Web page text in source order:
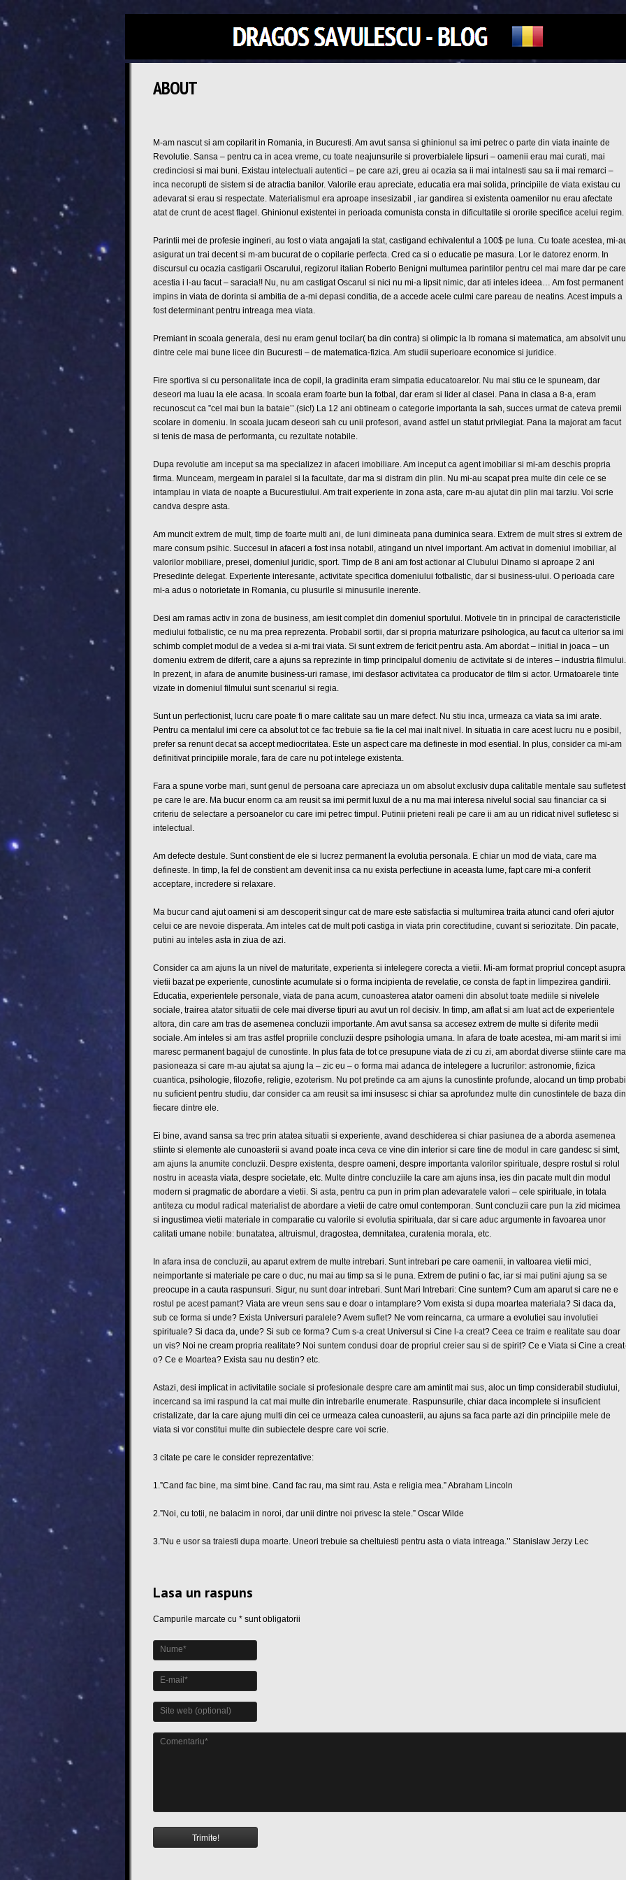
ABOUT
M-am nascut si am copilarit in Romania, in Bucuresti. Am avut sansa si ghinionul sa imi petrec o parte din viata inainte de
Revolutie. Sansa – pentru ca in acea vreme, cu toate neajunsurile si proverbialele lipsuri – oamenii erau mai curati, mai
credinciosi si mai buni. Existau intelectuali autentici – pe care azi, greu ai ocazia sa ii mai intalnesti sau sa ii mai remarci –
inca necorupti de sistem si de atractia banilor. Valorile erau apreciate, educatia era mai solida, principiile de viata existau cu
adevarat si erau si respectate. Materialismul era aproape insesizabil , iar gandirea si existenta oamenilor nu erau afectate
atat de crunt de acest flagel. Ghinionul existentei in perioada comunista consta in dificultatile si ororile specifice acelui regim.
Parintii mei de profesie ingineri, au fost o viata angajati la stat, castigand echivalentul a 100$ pe luna. Cu toate acestea, mi-
asigurat un trai decent si m-am bucurat de o copilarie perfecta. Cred ca si o educatie pe masura. Lor le datorez enorm. In
discursul cu ocazia castigarii Oscarului, regizorul italian Roberto Benigni multumea parintilor pentru cel mai mare dar pe care
acestia i l-au facut – saracia!! Nu, nu am castigat Oscarul si nici nu mi-a lipsit nimic, dar ati inteles ideea… Am fost permanent
impins in viata de dorinta si ambitia de a-mi depasi conditia, de a accede acele culmi care pareau de neatins. Acest impuls a
fost determinant pentru intreaga mea viata.
Premiant in scoala generala, desi nu eram genul tocilar( ba din contra) si olimpic la lb romana si matematica, am absolvit
dintre cele mai bune licee din Bucuresti – de matematica-fizica. Am studii superioare economice si juridice.
Fire sportiva si cu personalitate inca de copil, la gradinita eram simpatia educatoarelor. Nu mai stiu ce le spuneam, dar
deseori ma luau la ele acasa. In scoala eram foarte bun la fotbal, dar eram si lider al clasei. Pana in clasa a 8-a, eram
recunoscut ca ”cel mai bun la bataie’’.(sic!) La 12 ani obtineam o categorie importanta la sah, succes urmat de cateva premii
scolare in domeniu. In scoala jucam deseori sah cu unii profesori, avand astfel un statut privilegiat. Pana la majorat am facut
si tenis de masa de performanta, cu rezultate notabile.
Dupa revolutie am inceput sa ma specializez in afaceri imobiliare. Am inceput ca agent imobiliar si mi-am deschis propria
firma. Munceam, mergeam in paralel si la facultate, dar ma si distram din plin. Nu mi-au scapat prea multe din cele ce se
intamplau in viata de noapte a Bucurestiului. Am trait experiente in zona asta, care m-au ajutat din plin mai tarziu. Voi scrie
candva despre asta.
Am muncit extrem de mult, timp de foarte multi ani, de luni dimineata pana duminica seara. Extrem de mult stres si extrem de
mare consum psihic. Succesul in afaceri a fost insa notabil, atingand un nivel important. Am activat in domeniul imobiliar, al
valorilor mobiliare, presei, domeniul juridic, sport. Timp de 8 ani am fost actionar al Clubului Dinamo si aproape 2 ani
Presedinte delegat. Experiente interesante, activitate specifica domeniului fotbalistic, dar si business-ului. O perioada care
mi-a adus o notorietate in Romania, cu plusurile si minusurile inerente.
Desi am ramas activ in zona de business, am iesit complet din domeniul sportului. Motivele tin in principal de caracteristicile
mediului fotbalistic, ce nu ma prea reprezenta. Probabil sortii, dar si propria maturizare psihologica, au facut ca ulterior sa imi
schimb complet modul de a vedea si a-mi trai viata. Si sunt extrem de fericit pentru asta. Am abordat – initial in joaca – un
domeniu extrem de diferit, care a ajuns sa reprezinte in timp principalul domeniu de activitate si de interes – industria filmului.
In prezent, in afara de anumite business-uri ramase, imi desfasor activitatea ca producator de film si actor. Urmatoarele tinte
vizate in domeniul filmului sunt scenariul si regia.
Sunt un perfectionist, lucru care poate fi o mare calitate sau un mare defect. Nu stiu inca, urmeaza ca viata sa imi arate.
Pentru ca mentalul imi cere ca absolut tot ce fac trebuie sa fie la cel mai inalt nivel. In situatia in care acest lucru nu e posibil,
prefer sa renunt decat sa accept mediocritatea. Este un aspect care ma defineste in mod esential. In plus, consider ca mi-am
definitivat principiile morale, fara de care nu pot intelege existenta.
Fara a spune vorbe mari, sunt genul de persoana care apreciaza un om absolut exclusiv dupa calitatile mentale sau
pe care le are. Ma bucur enorm ca am reusit sa imi permit luxul de a nu ma mai interesa nivelul social sau financiar ca si
criteriu de selectare a persoanelor cu care imi petrec timpul. Putinii prieteni reali pe care ii am au un ridicat nivel sufletesc si
intelectual.
Am defecte destule. Sunt constient de ele si lucrez permanent la evolutia personala. E chiar un mod de viata, care ma
defineste. In timp, la fel de constient am devenit insa ca nu exista perfectiune in aceasta lume, fapt care mi-a conferit
acceptare, incredere si relaxare.
Ma bucur cand ajut oameni si am descoperit singur cat de mare este satisfactia si multumirea traita atunci cand oferi ajutor
celui ce are nevoie disperata. Am inteles cat de mult poti castiga in viata prin corectitudine, cuvant si seriozitate. Din pacate,
putini au inteles asta in ziua de azi.
Consider ca am ajuns la un nivel de maturitate, experienta si intelegere corecta a vietii. Mi-am format propriul concept asupra
vietii bazat pe experiente, cunostinte acumulate si o forma incipienta de revelatie, ce consta de fapt in limpezirea gandirii.
Educatia, experientele personale, viata de pana acum, cunoasterea atator oameni din absolut toate mediile si nivelele
sociale, trairea atator situatii de cele mai diverse tipuri au avut un rol decisiv. In timp, am aflat si am luat act de experientele
altora, din care am tras de asemenea concluzii importante. Am avut sansa sa accesez extrem de multe si diferite medii
sociale. Am inteles si am tras astfel propriile concluzii despre psihologia umana. In afara de toate acestea, mi-am marit si imi
maresc permanent bagajul de cunostinte. In plus fata de tot ce presupune viata de zi cu zi, am abordat diverse stiinte care ma
pasioneaza si care m-au ajutat sa ajung la – zic eu – o forma mai adanca de intelegere a lucrurilor: astronomie, fizica
cuantica, psihologie, filozofie, religie, ezoterism. Nu pot pretinde ca am ajuns la cunostinte profunde, alocand un timp
nu suficient pentru studiu, dar consider ca am reusit sa imi insusesc si chiar sa aprofundez multe din cunostintele de baza din
fiecare dintre ele.
Ei bine, avand sansa sa trec prin atatea situatii si experiente, avand deschiderea si chiar pasiunea de a aborda asemenea
stiinte si elemente ale cunoasterii si avand poate inca ceva ce vine din interior si care tine de modul in care gandesc si simt,
am ajuns la anumite concluzii. Despre existenta, despre oameni, despre importanta valorilor spirituale, despre rostul si rolul
nostru in aceasta viata, despre societate, etc. Multe dintre concluziile la care am ajuns insa, ies din pacate mult din modul
modern si pragmatic de abordare a vietii. Si asta, pentru ca pun in prim plan adevaratele valori – cele spirituale, in totala
antiteza cu modul radical materialist de abordare a vietii de catre omul contemporan. Sunt concluzii care pun la zid micimea
si ingustimea vietii materiale in comparatie cu valorile si evolutia spirituala, dar si care aduc argumente in favoarea unor
calitati umane nobile: bunatatea, altruismul, dragostea, demnitatea, curatenia morala, etc.
In afara insa de concluzii, au aparut extrem de multe intrebari. Sunt intrebari pe care oamenii, in valtoarea vietii mici,
neimportante si materiale pe care o duc, nu mai au timp sa si le puna. Extrem de putini o fac, iar si mai putini ajung sa se
preocupe in a cauta raspunsuri. Sigur, nu sunt doar intrebari. Sunt Mari Intrebari: Cine suntem? Cum am aparut si care ne e
rostul pe acest pamant? Viata are vreun sens sau e doar o intamplare? Vom exista si dupa moartea materiala? Si daca da,
sub ce forma si unde? Exista Universuri paralele? Avem suflet? Ne vom reincarna, ca urmare a evolutiei sau involutiei
spirituale? Si daca da, unde? Si sub ce forma? Cum s-a creat Universul si Cine l-a creat? Ceea ce traim e realitate sau doar
un vis? Noi ne cream propria realitate? Noi suntem condusi doar de propriul creier sau si de spirit? Ce e Viata si Cine a
o? Ce e Moartea? Exista sau nu destin? etc.
Astazi, desi implicat in activitatile sociale si profesionale despre care am amintit mai sus, aloc un timp considerabil studiului,
incercand sa imi raspund la cat mai multe din intrebarile enumerate. Raspunsurile, chiar daca incomplete si insuficient
cristalizate, dar la care ajung multi din cei ce urmeaza calea cunoasterii, au ajuns sa faca parte azi din principiile mele de
viata si vor constitui multe din subiectele despre care voi scrie.
3 citate pe care le consider reprezentative:
1.”Cand fac bine, ma simt bine. Cand fac rau, ma simt rau. Asta e religia mea.” Abraham Lincoln
2.”Noi, cu totii, ne balacim in noroi, dar unii dintre noi privesc la stele.” Oscar Wilde
3.”Nu e usor sa traiesti dupa moarte. Uneori trebuie sa cheltuiesti pentru asta o viata intreaga.’’ Stanislaw Jerzy Lec
Lasa un raspuns
Campurile marcate cu * sunt obligatorii
Nume*
E-mail*
Site web (optional)
Comentariu*